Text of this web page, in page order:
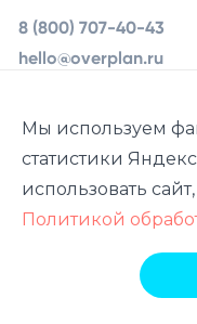
8 (800) 707-40-43
hello@overplan.ru
Overplan.ru
Политика обработки
Мы используем
статистики
использовать
Политикой